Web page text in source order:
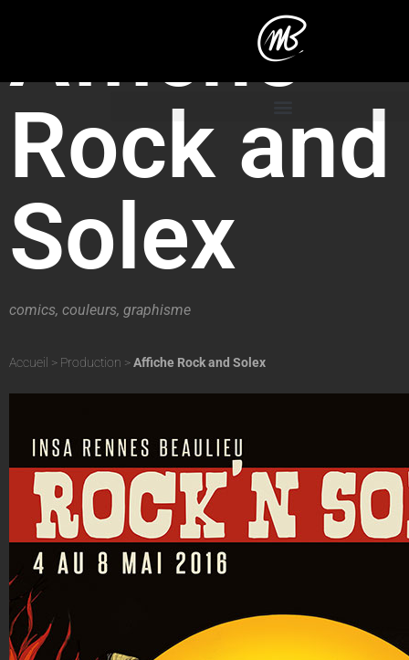
Affiche
Rock and
Solex
comics, couleurs, graphisme
Accueil > Production >Affiche Rock and Solex